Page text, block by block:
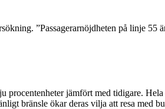
”Passagerarnöjdheten på linje 55
jämfört med tidigare.
bränsle ökar deras vilja att resa med